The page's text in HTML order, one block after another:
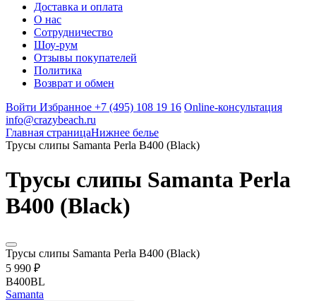
Доставка и оплата
О нас
Сотрудничество
Шоу-рум
Отзывы покупателей
Политика
Возврат и обмен
Войти Избранное +7 (495) 108 19 16 Online-консультация
info@crazybeach.ru
Главная страницаНижнее белье
Трусы слипы Samanta Perla B400 (Black)
Трусы слипы Samanta Perla
B400 (Black)
Трусы слипы Samanta Perla B400 (Black)
5 990 ₽
B400BL
Samanta